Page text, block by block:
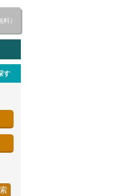
）
す